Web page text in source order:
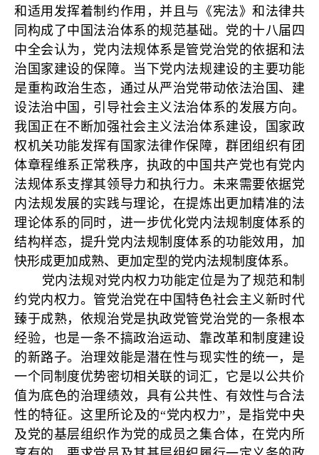
和适用发挥着制约作用，并且与《宪法》和法律共
同构成了中国法治体系的规范基础。党的十八届四
中全会认为，党内法规体系是管党治党的依据和法
治国家建设的保障。当下党内法规建设的主要功能
是重构政治生态，通过从严治党带动依法治国、建
设法治中国，引导社会主义法治体系的发展方向。
我国正在不断加强社会主义法治体系建设，国家政
权机关功能发挥有国家法律作保障，群团组织有团
体章程维系正常秩序，执政的中国共产党也有党内
法规体系支撑其领导力和执行力。未来需要依据党
内法规发展的实践与理论，在提炼出更加精准的法
理论体系的同时，进一步优化党内法规制度体系的
结构样态，提升党内法规制度体系的功能效用，加
快形成更加成熟、更加定型的党内法规制度体系。
党内法规对党内权力功能定位是为了规范和制
约党内权力。管党治党在中国特色社会主义新时代
臻于成熟，依规治党是执政党管党治党的一条根本
经验，也是一条不搞政治运动、靠改革和制度建设
的新路子。治理效能是潜在性与现实性的统一，是
一个同制度优势密切相关联的词汇，它是以公共价
值为底色的治理绩效，具有公共性、有效性与合法
性的特征。这里所论及的“党内权力”，是指党中央
及党的基层组织作为党的成员之集合体，在党内所